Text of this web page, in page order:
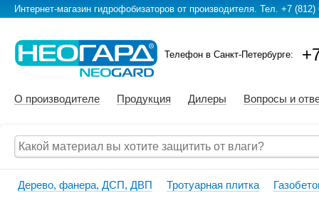
Интернет-магазин гидрофобизаторов от производителя. Тел. +7 (812)
Телефон в Санкт-Петербурге:
О производителе Продукция Дилеры Вопросы и
Дерево, фанера, ДСП, ДВП Тротуарная плитка